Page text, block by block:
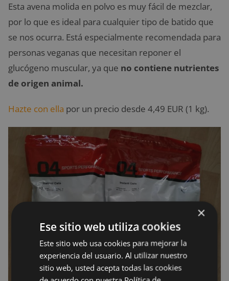
Esta avena molida en polvo es muy fácil de mezclar,
por lo que es ideal para cualquier tipo de batido que
se nos ocurra. Está especialmente recomendada para
personas veganas que necesitan reponer el
glucógeno muscular, ya que no contiene nutrientes
de origen animal.
Hazte con ella por un precio desde 4,49 EUR (1 kg).
×
Ese sitio web utiliza cookies
Este sitio web usa cookies para mejorar la
experiencia del usuario. Al utilizar nuestro
sitio web, usted acepta todas las cookies